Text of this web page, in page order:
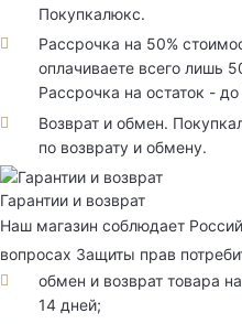
Покупкалюкс.
Рассрочка на 50%
оплачиваете всего лишь
Рассрочка на остаток -
Возврат и обмен.
по возврату и обмену.
Гарантии и возврат
Наш магазин соблюдает
вопросах Защиты прав
обмен и возврат товара
14 дней;